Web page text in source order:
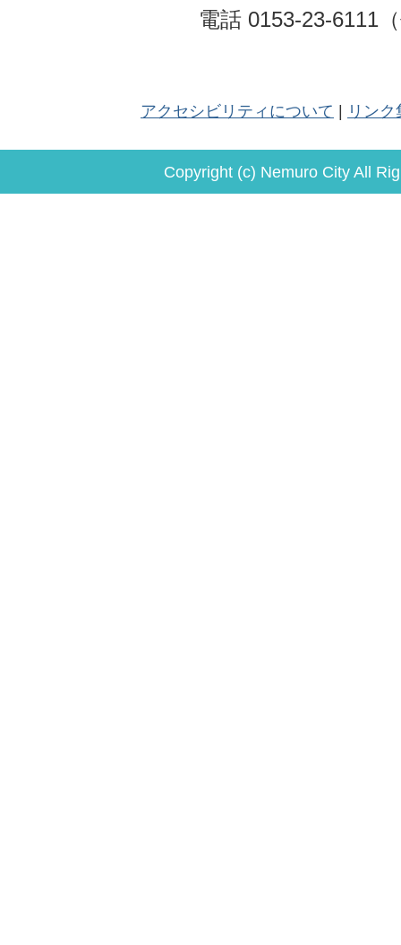
電話 0153-23-6111
アクセシビリティについて リンク
Copyright (c) Nemuro City All